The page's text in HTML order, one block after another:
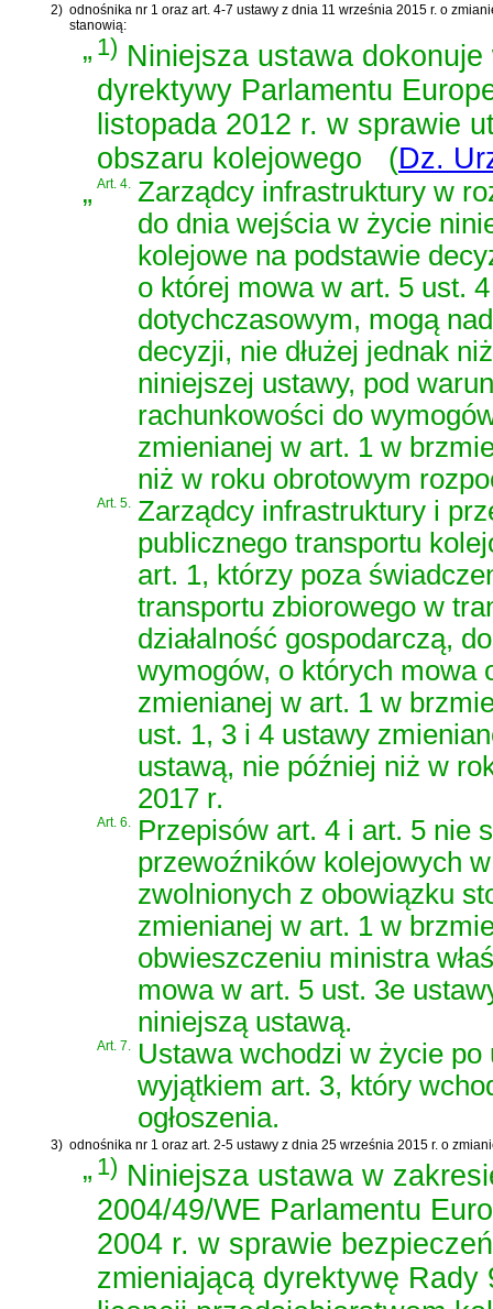
2) odnośnika nr 1 oraz art. 4-7 ustawy z dnia 11 września 2015 r. o
stanowią:
„1) Niniejsza ustawa
dyrektywy Parlamentu
listopada 2012 r. w sprawie
obszaru kolejowego
(Dz.
„Art. 4.
Zarządcy infrastruktury w
do dnia wejścia w życie
kolejowe na podstawie
o której mowa w art. 5 ust.
dotychczasowym, mogą
decyzji, nie dłużej jednak
niniejszej ustawy, pod
rachunkowości do
zmienianej w art. 1 w
niż w roku obrotowym
Art. 5.
Zarządcy infrastruktury i
publicznego transportu
art. 1, którzy poza
transportu zbiorowego w
działalność gospodarczą,
wymogów, o których mowa
zmienianej w art. 1 w
ust. 1, 3 i 4 ustawy
ustawą, nie później niż w
2017 r.
Art. 6.
Przepisów art. 4 i art. 5 nie
przewoźników kolejowych
zwolnionych z obowiązku
zmienianej w art. 1 w
obwieszczeniu ministra
mowa w art. 5 ust. 3e
niniejszą ustawą.
Art. 7.
Ustawa wchodzi w życie po
wyjątkiem art. 3, który
ogłoszenia.
3) odnośnika nr 1 oraz art. 2-5 ustawy z dnia 25 września 2015 r. o
„1) Niniejsza ustawa w
2004/49/WE Parlamentu
2004 r. w sprawie
zmieniającą dyrektywę